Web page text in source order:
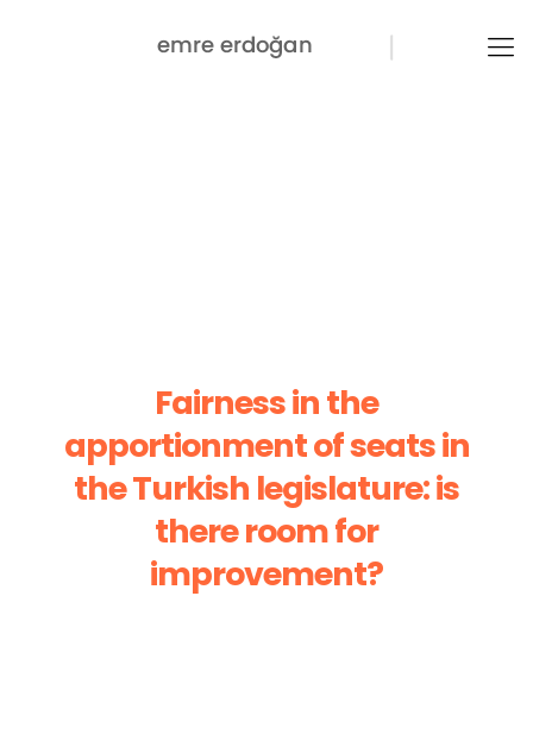
Fairness in the
apportionment of seats in
the Turkish legislature: is
there room for
improvement?